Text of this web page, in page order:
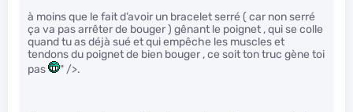
à moins que le fait d’avoir un bracelet serré ( car non serré
ça va pas arrêter de bouger ) gênant le poignet , qui se colle
quand tu as déjà sué et qui empêche les muscles et
tendons du poignet de bien bouger , ce soit ton truc gène toi
pas
" />.